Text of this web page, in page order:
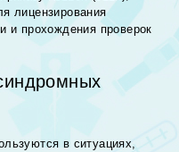
лицензирования
и прохождения проверок
в ситуациях,